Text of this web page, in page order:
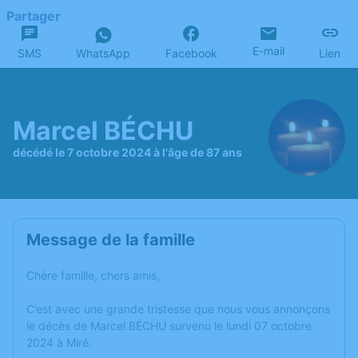
Partager
SMS WhatsApp Facebook E-mail Lien
Marcel BÉCHU
décédé le 7 octobre 2024 à l'âge de 87 ans
Message de la famille
Chère famille, chers amis,
C’est avec une grande tristesse que nous vous annonçons
le décès de Marcel BÉCHU survenu le lundi 07 octobre
2024 à Miré.